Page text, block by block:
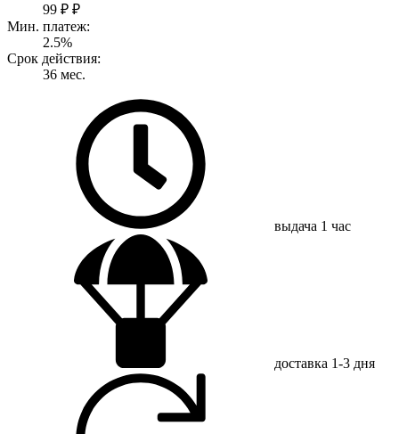
99 ₽ ₽
Мин. платеж:
2.5%
Срок действия:
36 мес.
выдача 1 час
доставка 1-3 дня